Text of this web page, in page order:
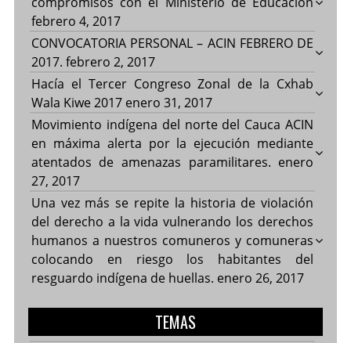
febrero 4, 2017
CONVOCATORIA PERSONAL – ACIN FEBRERO DE
2017. febrero 2, 2017
Hacía el Tercer Congreso Zonal de la Cxhab
Wala Kiwe 2017 enero 31, 2017
Movimiento indígena del norte del Cauca ACIN
en máxima alerta por la ejecución mediante
atentados de amenazas paramilitares. enero
27, 2017
Una vez más se repite la historia de violación
del derecho a la vida vulnerando los derechos
humanos a nuestros comuneros y comuneras
colocando en riesgo los habitantes del
resguardo indígena de huellas. enero 26, 2017
TEMAS